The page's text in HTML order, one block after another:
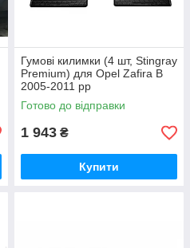
Гумові килимки (4 шт, Stingray
Premium) для Opel Zafira B
2005-2011 рр
Готово до відправки
1 943 ₴
Купити